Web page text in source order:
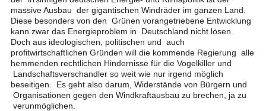
massive Ausbau der gigantischen Windräder im ganzen Land.
Diese besonders von den Grünen vorangetriebene Entwicklung
kann zwar das Energieproblem in Deutschland nicht lösen.
Doch aus ideologischen, politischen und auch
profitwirtschaftlichen Gründen will die kommende Regierung alle
hemmenden rechtlichen Hindernisse für die Vogelkiller und
Landschaftsverschandler so weit wie nur irgend möglich
beseitigen. Es geht also darum, Widerstände von Bürgern und
Organisationen gegen den Windkraftausbau zu brechen, ja zu
verunmöglichen.